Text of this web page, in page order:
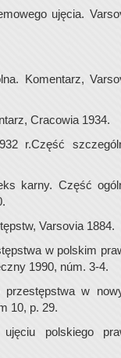
ujęcia.
Komentarz,
Cracowia 1934.
r.Część
karny. Część
Varsovia 1884.
w polskim
1990, núm. 3-4.
w
10, p. 29.
polskiego